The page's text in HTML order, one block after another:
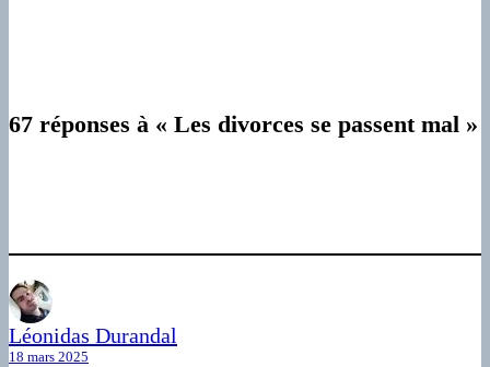
67 réponses à « Les divorces se passent mal »
Léonidas Durandal
18 mars 2025